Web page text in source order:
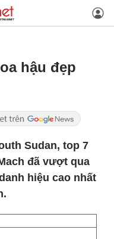
hậu đẹp
Sudan, top 7
đã vượt qua
hiệu cao nhất